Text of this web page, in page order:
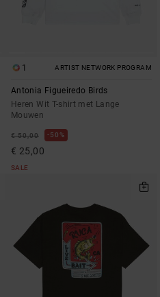
1 ARTIST NETWORK PROGRAM
Antonia Figueiredo Birds
Heren Wit T-shirt met Lange
Mouwen
€ 50,00 50%
€ 25,00
SALE